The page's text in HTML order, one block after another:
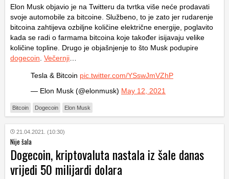
Elon Musk objavio je na Twitteru da tvrtka više neće prodavati
svoje automobile za bitcoine. Službeno, to je zato jer rudarenje
bitcoina zahtijeva ozbiljne količine električne energije, poglavito
kada se radi o farmama bitcoina koje također isijavaju velike
količine topline. Drugo je objašnjenje to što Musk podupire
dogecoin Večernji
Tesla & Bitcoin pic.twitter.com/YSswJmVZhP
— Elon Musk (@elonmusk) May 12, 2021
Bitcoin Dogecoin Elon Musk
21.04.2021. (10:30)
Nije šala
Dogecoin, kriptovaluta nastala iz šale danas
vrijedi 50 milijardi dolara